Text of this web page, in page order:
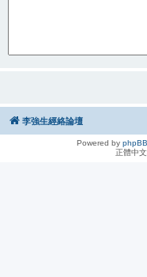
李強生經絡論壇
Powered by phpBB
正體中